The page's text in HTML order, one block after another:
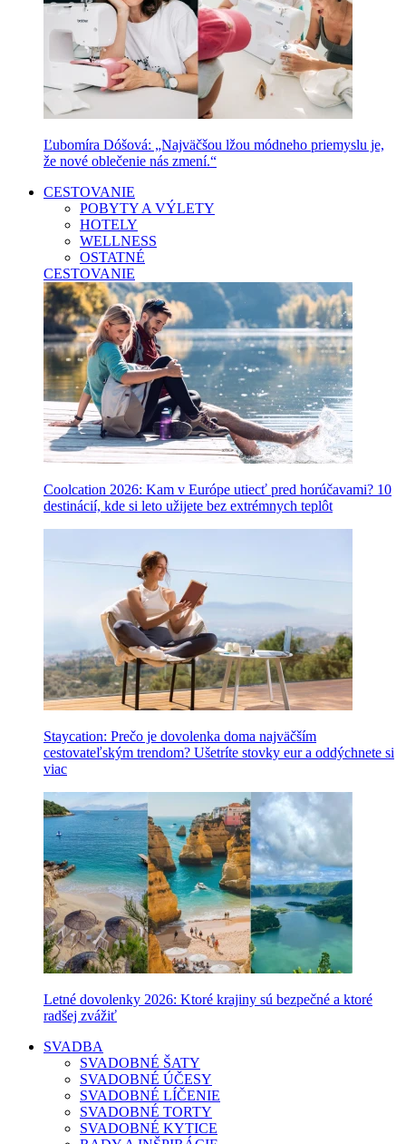
Ľubomíra Dóšová: „Najväčšou lžou módneho priemyslu je,
že nové oblečenie nás zmení.“
CESTOVANIE
POBYTY A VÝLETY
HOTELY
WELLNESS
OSTATNÉ
CESTOVANIE
Coolcation 2026: Kam v Európe utiecť pred horúčavami? 10
destinácií, kde si leto užijete bez extrémnych teplôt
Staycation: Prečo je dovolenka doma najväčším
cestovateľským trendom? Ušetríte stovky eur a oddýchnete si
viac
Letné dovolenky 2026: Ktoré krajiny sú bezpečné a ktoré
radšej zvážiť
SVADBA
SVADOBNÉ ŠATY
SVADOBNÉ ÚČESY
SVADOBNÉ LÍČENIE
SVADOBNÉ TORTY
SVADOBNÉ KYTICE